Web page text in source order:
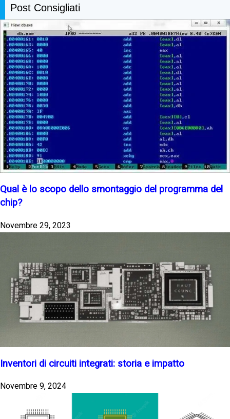
Post Consigliati
Qual è lo scopo dello smontaggio del programma del
chip?
Novembre 29, 2023
Inventori di circuiti integrati: storia e impatto
Novembre 9, 2024